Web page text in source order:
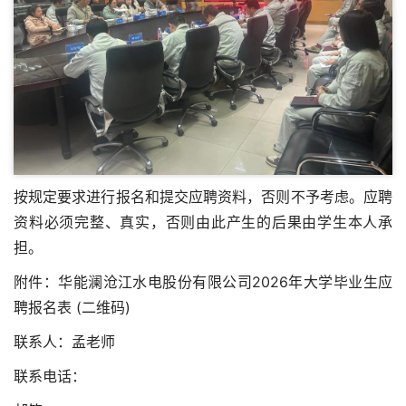
按规定要求进行报名和提交应聘资料，否则不予考虑。应聘
资料必须完整、真实，否则由此产生的后果由学生本人承
担。
附件：华能澜沧江水电股份有限公司2026年大学毕业生应
聘报名表 (二维码)
联系人：孟老师
联系电话：